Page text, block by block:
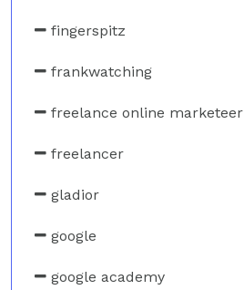
fingerspitz
frankwatching
freelance online marketeer
freelancer
gladior
google
google academy